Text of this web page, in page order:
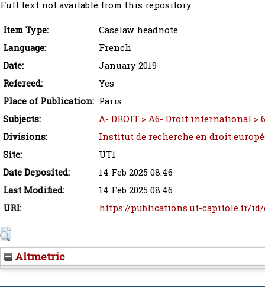
Full text not available from this repository.
Item Type:
Caselaw headnote
Language:
French
Date:
January 2019
Refereed:
Yes
Place of Publication: Paris
Subjects:
A- DROIT > A6- Droit international
Divisions:
Institut de recherche en droit
Site:
UT1
Date Deposited:
14 Feb 2025 08:46
Last Modified:
14 Feb 2025 08:46
URI:
https://publications.ut-capitole.fr/
Altmetric